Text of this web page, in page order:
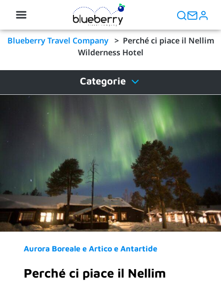
Blueberry Travel Company> Perché ci piace il Nellim
Wilderness Hotel
Categorie
Aurora Boreale e Artico e Antartide
Perché ci piace il Nellim